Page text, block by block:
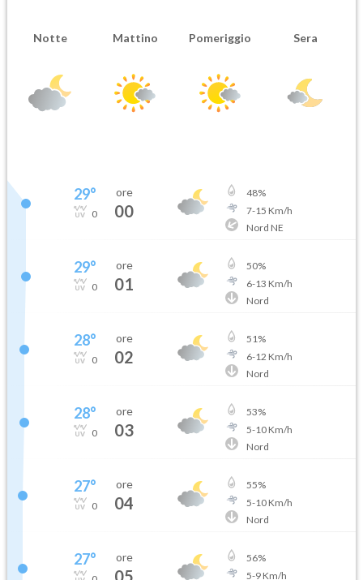
Notte Mattino Pomeriggio Sera
29°
0
ore
00
48%
7-15 Km/h
Nord NE
29°
0
ore
01
50%
6-13 Km/h
Nord
28°
0
ore
02
51%
6-12 Km/h
Nord
28°
0
ore
03
53%
5-10Km/h
Nord
27°
0
ore
04
55%
5-10Km/h
Nord
27° ore
05
56%
5-9Km/h